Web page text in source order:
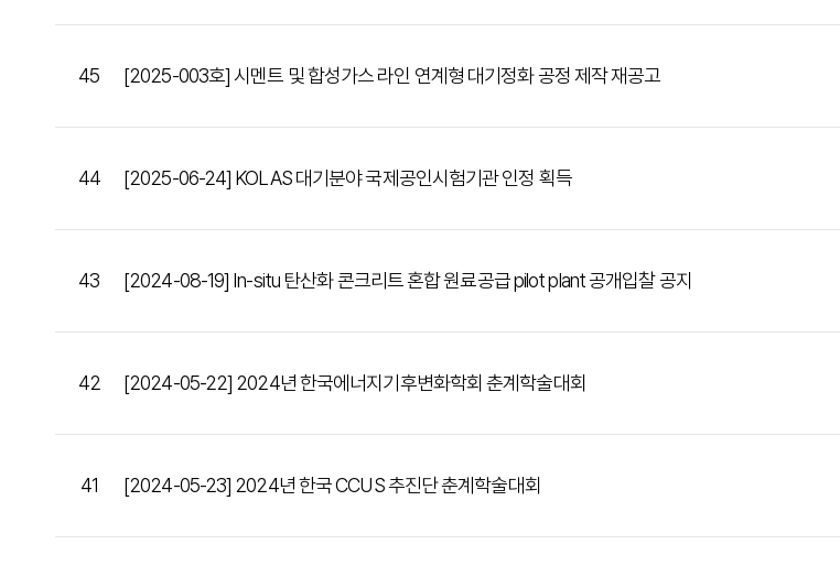
45 [2025-003호] 시멘트 및 합성가스 라인 연계형 대기정화 공정 제작 재공고
44 [2025-06-24] KOLAS 대기분야 국제공인시험기관 인정 획득
43 [2024-08-19] In-situ 탄산화 콘크리트 혼합 원료공급 pilot plant 공개입찰 공지
42 [2024-05-22] 2024년 한국에너지기후변화학회 춘계학술대회
41 [2024-05-23] 2024년 한국 CCUS 추진단 춘계학술대회